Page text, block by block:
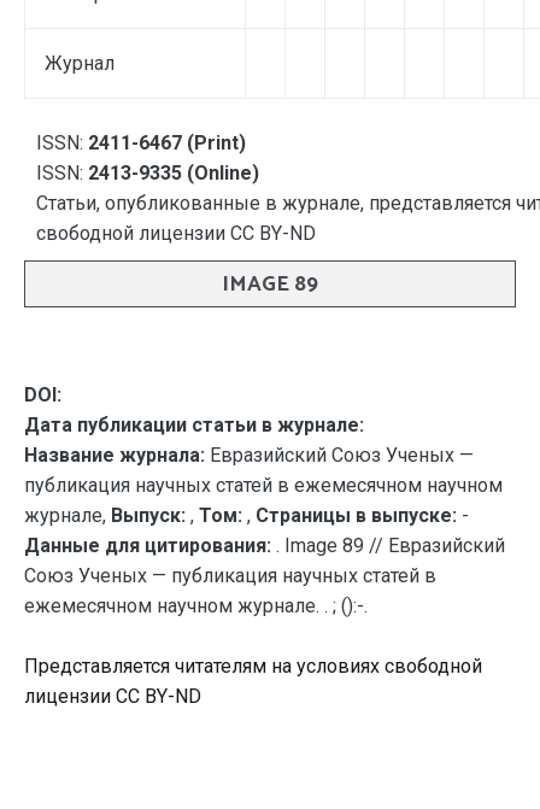
Журнал
ISSN: 2411-6467 (Print)
ISSN: 2413-9335 (Online)
Статьи, опубликованные в журнале, представляется
свободной лицензии CC BY-ND
IMAGE 89
DOI:
Дата публикации статьи в журнале:
Название журнала: Евразийский Союз Ученых —
публикация научных статей в ежемесячном научном
журнале, Выпуск: , Том: , Страницы в выпуске: -
Данные для цитирования: . Image 89 // Евразийский
Союз Ученых — публикация научных статей в
ежемесячном научном журнале. . ; ():-.
Представляется читателям на условиях свободной
лицензии CC BY-ND